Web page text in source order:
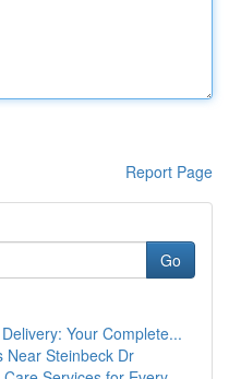
Report Page
Go
Your Complete...
Near Steinbeck Dr